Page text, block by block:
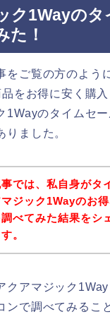
ク1Wayのタ
た！
をご覧の方のよう
をお得に安く購
1Wayのタイムセ
りました。
では、私自身がタ
ジック1Wayのお
べてみた結果をシ
。
クアマジック1Way
ンで調べてみるこ